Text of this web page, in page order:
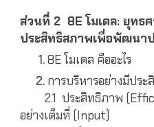
ส่วนที่ 2 8E โมเดล: ยุทธ
ประสิทธิสภาพเพื่อพัฒนา
8E โมเดล คืออะไร
การบริหารอย่างมีปร
2.1 ประสิทธิภาพ
อย่างเต็มที่ (Input)